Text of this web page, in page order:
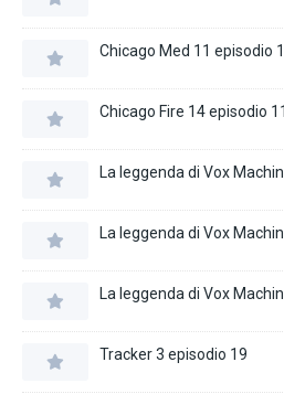
Chicago Med 11 episodio
Chicago Fire 14 episodio 11
La leggenda di Vox
La leggenda di Vox
La leggenda di Vox
Tracker 3 episodio 19